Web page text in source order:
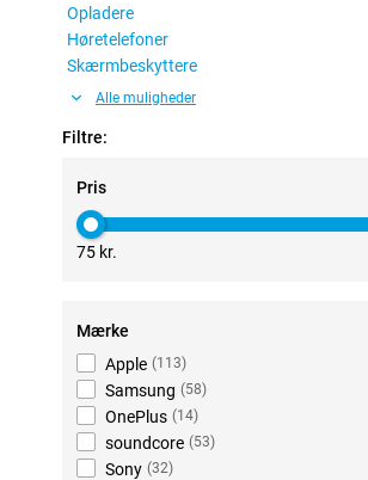
Opladere
Høretelefoner
Skærmbeskyttere
Alle muligheder
Filtre:
Pris
75 kr.
Mærke
Apple (113)
Samsung (58)
OnePlus (14)
soundcore (53)
Sony (32)